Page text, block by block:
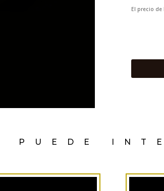
El precio de
PUEDE